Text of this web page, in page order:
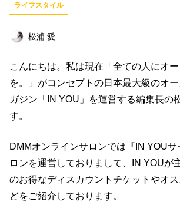
社会 ファッション 音楽
コミュニティ
ライフスタイル
松浦 愛
こんにちは。私は現在「全ての人にオ
を。」がコンセプトの日本最大級のオ
ガジン「IN YOU」を運営する編集長の
す。
DMMオンラインサロンでは『IN YOU
ロンを運営しておりまして、IN YOUが
のお得なディスカウントチケットやオ
どをご紹介しております。